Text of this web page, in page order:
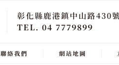
彰化縣鹿港鎮中山路430號
TEL. 04 7779899
聯絡我們 網站地圖